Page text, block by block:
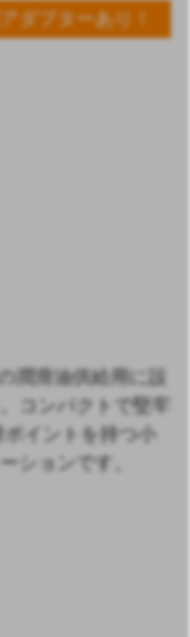
ダプターあり！
潤滑油供給用に設
コンパクトで堅牢
イントを持つ小
ションです。